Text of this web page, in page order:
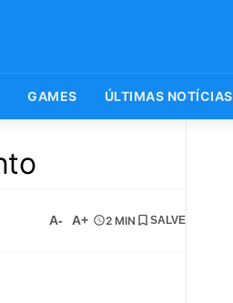
GAMES ÚLTIMAS NOTÍCIAS
A- A+ 2 MIN SALVE